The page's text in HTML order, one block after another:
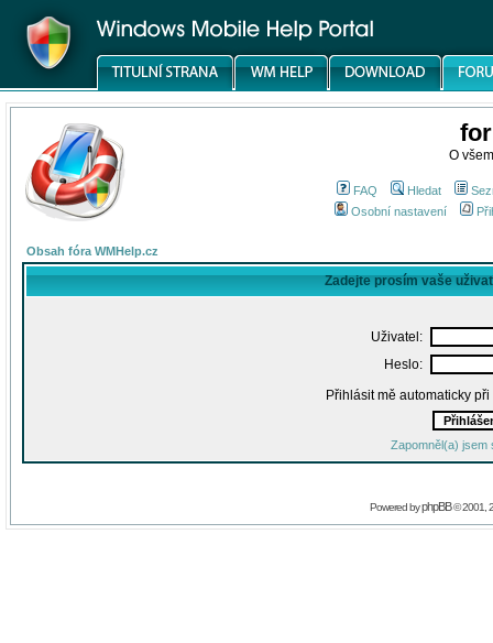
O
FAQ Hledat
Osobní nastavení
Obsah fóra WMHelp.cz
Zadejte prosím vaše
Uživatel:
Heslo:
Přihlásit mě automaticky
Zapomněl(a) jsem
Powered byphpBB© 2001,